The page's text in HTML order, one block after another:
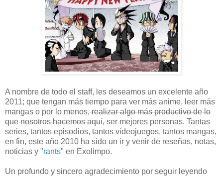
A nombre de todo el staff, les deseamos un excelente año
2011; que tengan más tiempo para ver más anime, leer más
mangas o por lo menos,realizar algo más productivo de lo
que nosotros hacemos aquí, ser mejores personas. Tantas
series, tantos episodios, tantos videojuegos, tantos mangas,
en fin, este año 2010 ha sido un ir y venir de reseñas, notas,
noticias y "rants" en Exolimpo.
Un profundo y sincero agradecimiento por seguir leyendo